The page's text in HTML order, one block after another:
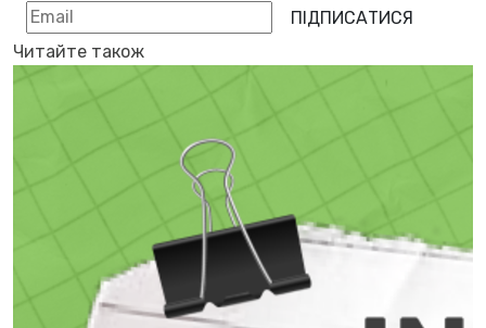
ПІДПИСАТИСЯ
Читайте також